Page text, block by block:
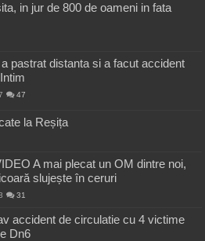
in jur de 800 de oameni in fata
pastrat distanta si a facut accident
47
la Reșița
A mai plecat un OM dintre noi,
slujește în ceruri
31
accident de circulatie cu 4 victime
Dn6